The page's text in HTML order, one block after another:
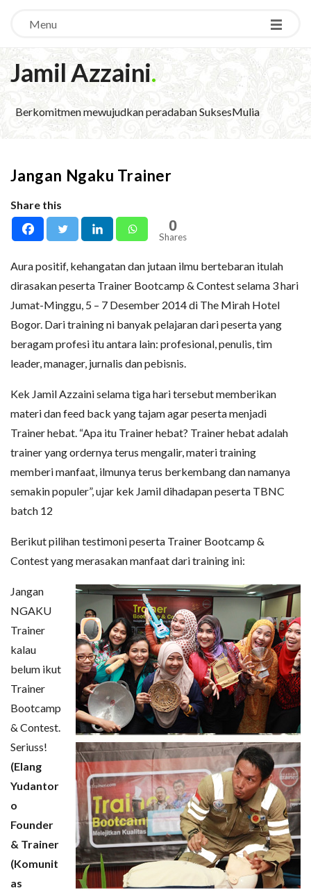
Menu
Jamil Azzaini.
Berkomitmen mewujudkan peradaban SuksesMulia
Jangan Ngaku Trainer
Share this
0
Shares
Aura positif, kehangatan dan jutaan ilmu bertebaran itulah
dirasakan peserta Trainer Bootcamp & Contest selama 3 hari
Jumat-Minggu, 5 – 7 Desember 2014 di The Mirah Hotel
Bogor. Dari training ni banyak pelajaran dari peserta yang
beragam profesi itu antara lain: profesional, penulis, tim
leader, manager, jurnalis dan pebisnis.
Kek Jamil Azzaini selama tiga hari tersebut memberikan
materi dan feed back yang tajam agar peserta menjadi
Trainer hebat. “Apa itu Trainer hebat? Trainer hebat adalah
trainer yang ordernya terus mengalir, materi training
memberi manfaat, ilmunya terus berkembang dan namanya
semakin populer”, ujar kek Jamil dihadapan peserta TBNC
batch 12
Berikut pilihan testimoni peserta Trainer Bootcamp &
Contest yang merasakan manfaat dari training ini:
Jangan
NGAKU
Trainer
kalau
belum ikut
Trainer
Bootcamp
& Contest.
Seriuss!
(Elang
Yudantor
o
Founder
& Trainer
(Komunit
as